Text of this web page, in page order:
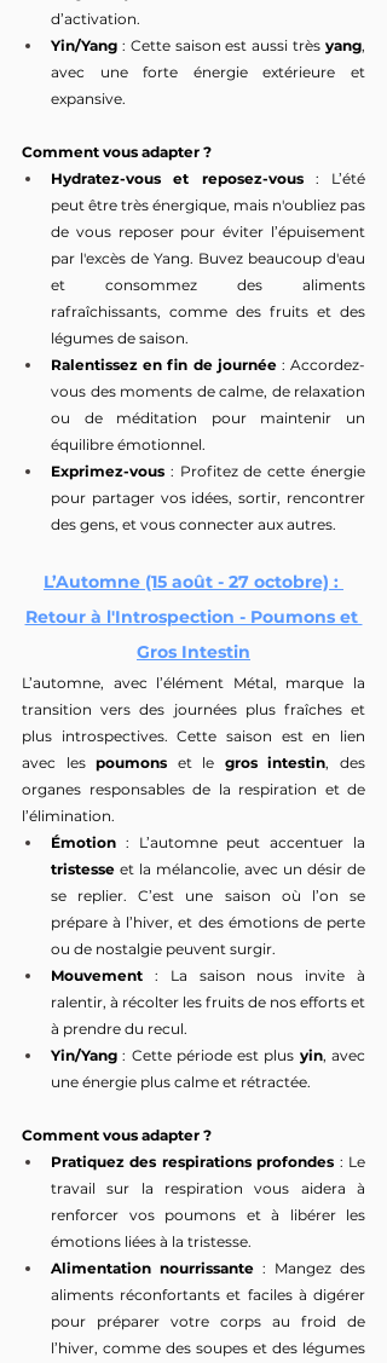
d’activation.
Yin/Yang : Cette saison est aussi très yang,
avec une forte énergie extérieure et
expansive.
Comment vous adapter ?
Hydratez-vous et reposez-vous : L’été
peut être très énergique, mais n'oubliez pas
de vous reposer pour éviter l’épuisement
par l'excès de Yang. Buvez beaucoup d'eau
et consommez des aliments
rafraîchissants, comme des fruits et des
légumes de saison.
Ralentissez en fin de journée : Accordez-
vous des moments de calme, de relaxation
ou de méditation pour maintenir un
équilibre émotionnel.
Exprimez-vous : Profitez de cette énergie
pour partager vos idées, sortir, rencontrer
des gens, et vous connecter aux autres.
L’Automne (15 août - 27 octobre) :
Retour à l'Introspection - Poumons et
Gros Intestin
L’automne, avec l’élément Métal, marque la
transition vers des journées plus fraîches et
plus introspectives. Cette saison est en lien
avec les poumons et le gros intestin, des
organes responsables de la respiration et de
l’élimination.
Émotion
tristesse et la mélancolie, avec un désir de
se replier. C’est une saison où l’on se
prépare à l’hiver, et des émotions de perte
ou de nostalgie peuvent surgir.
Mouvement : La saison nous invite à
ralentir, à récolter les fruits de nos efforts et
à prendre du recul.
Yin/Yang : Cette période est plus yin, avec
une énergie plus calme et rétractée.
Comment vous adapter ?
Pratiquez des respirations profondes : Le
travail sur la respiration vous aidera à
renforcer vos poumons et à libérer les
émotions liées à la tristesse.
Alimentation nourrissante : Mangez des
aliments réconfortants et faciles à digérer
pour préparer votre corps au froid de
l’hiver, comme des soupes et des légumes